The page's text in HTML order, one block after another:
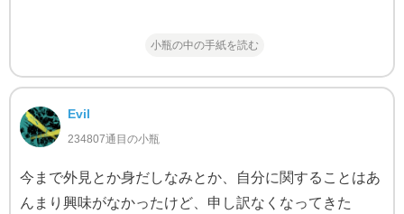
小瓶の中の手紙を読む
Evil
234807通目の小瓶
今まで外見とか身だしなみとか、自分に関することはあ
んまり興味がなかったけど、申し訳なくなってきた